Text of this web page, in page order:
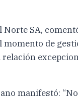
SA,
de
manifestó: